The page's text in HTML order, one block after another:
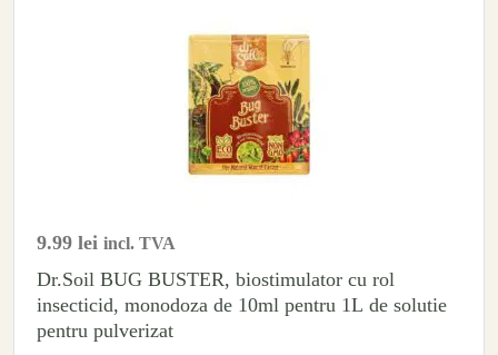
9.99 lei incl. TVA
Dr.Soil BUG BUSTER, biostimulator cu rol
insecticid, monodoza de 10ml pentru 1L de solutie
pentru pulverizat